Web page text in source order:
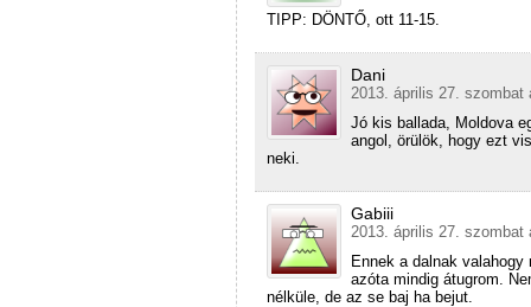
TIPP: DÖNTŐ, ott 11-15.
Dani
2013. április 27. szombat
Jó kis ballada, Moldova
angol, örülök, hogy ezt
neki.
Gabiii
2013. április 27. szombat
Ennek a dalnak
azóta mindig átugrom.
nélküle, de az se baj ha bejut.